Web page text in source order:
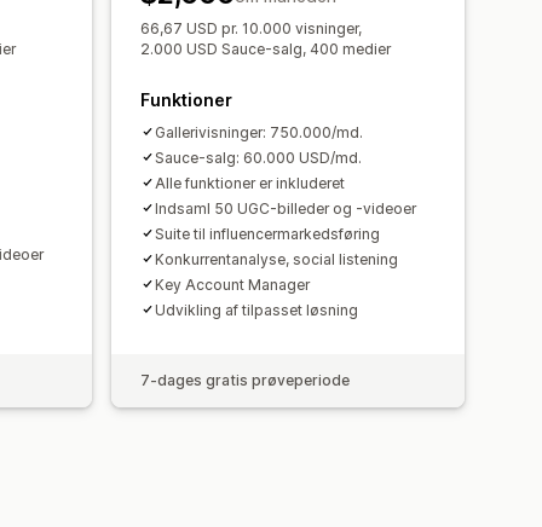
66,67 USD pr. 10.000 visninger,
2.000 USD Sauce-salg, 400 medier
Funktioner
Gallerivisninger: 750.000/md.
Sauce-salg: 60.000 USD/md.
Alle funktioner er inkluderet
Indsaml 50 UGC-billeder og -videoer
Suite til influencermarkedsføring
Konkurrentanalyse, social listening
Key Account Manager
Udvikling af tilpasset løsning
7-dages gratis prøveperiode